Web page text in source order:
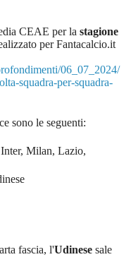
CEAE per la stagione
per Fantacalcio.it
06_07_2024/
squadra-per-squadra-
sono le seguenti:
Milan, Lazio,
fascia, l'Udinese sale